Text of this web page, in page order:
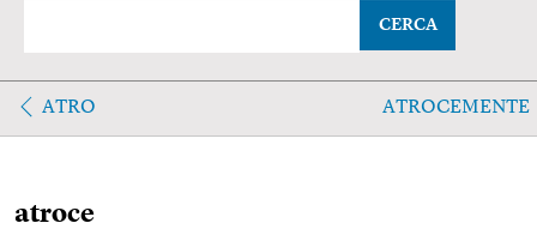
CERCA
ATRO ATROCEMENTE
atroce